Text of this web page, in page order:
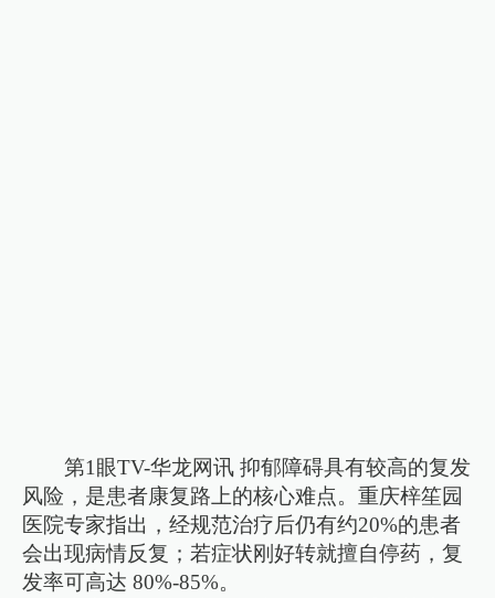
第1眼TV-华龙网讯 抑郁障碍具有较高的复发
风险，是患者康复路上的核心难点。重庆梓笙园
医院专家指出，经规范治疗后仍有约20%的患者
会出现病情反复；若症状刚好转就擅自停药，复
发率可高达 80%-85%。